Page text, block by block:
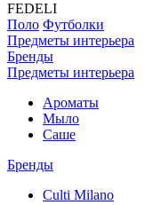
FEDELI
Поло Футболки
Предметы интерьера
Бренды
Предметы интерьера
Ароматы
Мыло
Саше
Бренды
Culti Milano